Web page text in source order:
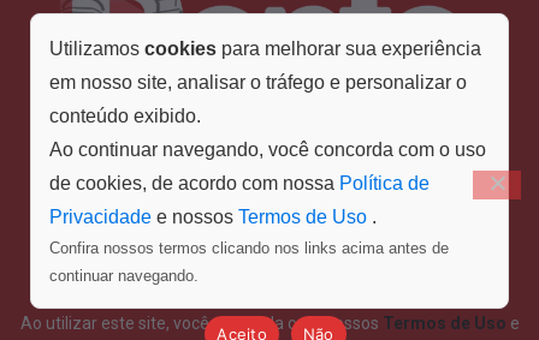
Utilizamos cookies para melhorar sua experiência
em nosso site, analisar o tráfego e personalizar o
conteúdo exibido.
Ao continuar navegando, você concorda com o uso
de cookies, de acordo com nossa Política de
Privacidade e nossos Termos de Uso .
Confira nossos termos clicando nos links acima antes de
continuar navegando.
Aceito Não
Ao utilizar este site, você concorda com nossos Termos de Uso e